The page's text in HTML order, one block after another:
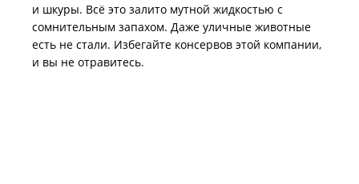
и шкуры. Всё это залито мутной жидкостью с
сомнительным запахом. Даже уличные животные
есть не стали. Избегайте консервов этой компании,
и вы не отравитесь.